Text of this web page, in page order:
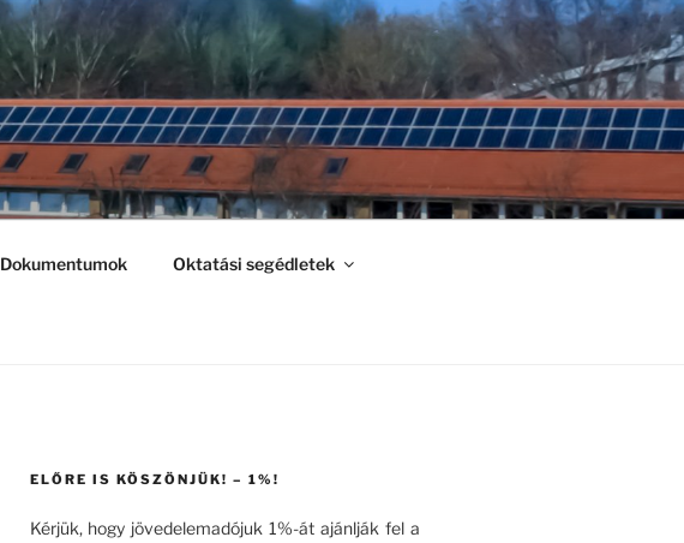
Dokumentumok Oktatási segédletek
ELŐRE IS KÖSZÖNJÜK! – 1%!
Kérjük, hogy jövedelemadójuk 1%-át ajánlják fel a